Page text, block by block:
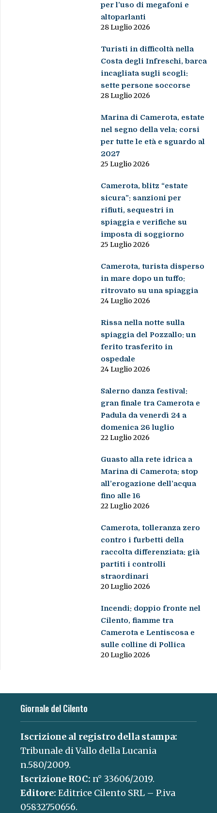
per l’uso di megafoni e
altoparlanti
28 Luglio 2026
Turisti in difficoltà nella
Costa degli Infreschi, barca
incagliata sugli scogli:
sette persone soccorse
28 Luglio 2026
Marina di Camerota, estate
nel segno della vela: corsi
per tutte le età e sguardo al
2027
25 Luglio 2026
Camerota, blitz “estate
sicura”: sanzioni per
rifiuti, sequestri in
spiaggia e verifiche su
imposta di soggiorno
25 Luglio 2026
Camerota, turista disperso
in mare dopo un tuffo:
ritrovato su una spiaggia
24 Luglio 2026
Rissa nella notte sulla
spiaggia del Pozzallo: un
ferito trasferito in
ospedale
24 Luglio 2026
Salerno danza festival:
gran finale tra Camerota e
Padula da venerdì 24 a
domenica 26 luglio
22 Luglio 2026
Guasto alla rete idrica a
Marina di Camerota: stop
all’erogazione dell’acqua
fino alle 16
22 Luglio 2026
Camerota, tolleranza zero
contro i furbetti della
raccolta differenziata: già
partiti i controlli
straordinari
20 Luglio 2026
Incendi: doppio fronte nel
Cilento, fiamme tra
Camerota e Lentiscosa e
sulle colline di Pollica
20 Luglio 2026
Giornale del Cilento
Iscrizione al registro della stampa:
Tribunale di Vallo della Lucania
n.580/2009.
Iscrizione ROC: n° 33606/2019.
Editore: Editrice Cilento SRL – P.iva
05832750656.